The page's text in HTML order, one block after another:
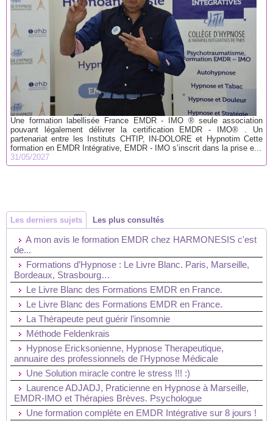
Une formation labellisée France EMDR - IMO ® seule association
pouvant légalement délivrer la certification EMDR - IMO® . Un
partenariat entre les Instituts CHTIP, IN-DOLORE et Hypnotim Cette
formation en EMDR Intégrative, EMDR - IMO s’inscrit dans la prise e...
31/05/2027
Les derniers sujets Les plus consultés
A mon avis le formation EMDR chez HARMONESIS c'est
de...
Formations d’Hypnose : Le Livre Blanc. Paris, Marseille,
Bordeaux, Strasbourg…
Le Livre Blanc des Formations EMDR en France.
Le Livre Blanc des Formations EMDR en France.
La Thérapeute peut guérir l’insomnie
Méthode Feldenkrais
Hypnose Ericksonienne, Hypnose Therapeutique,
annuaire des professionnels de l'Hypnose Médicale
Une Solution miracle contre le stress !!! :)
Laurence ADJADJ, Praticienne en Hypnose à Marseille,
EMDR-IMO et Thérapies Brèves. Psychologue
Une formation complète en EMDR Intégrative sur 8 jours !